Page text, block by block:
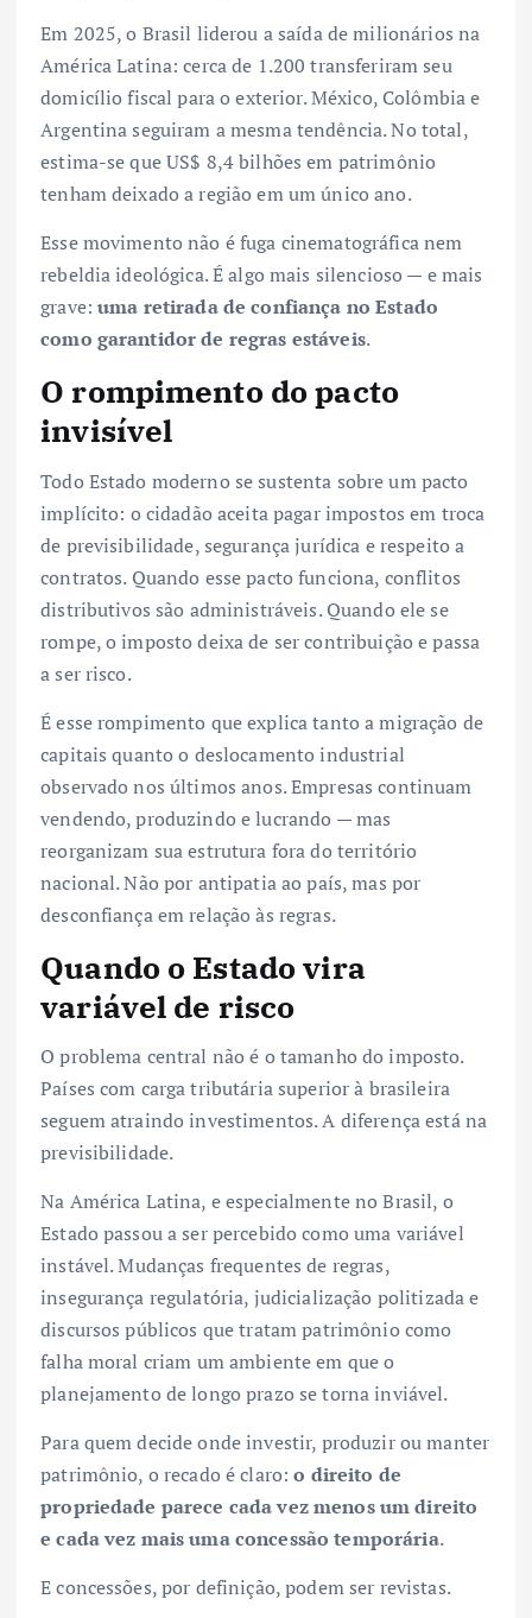
Em 2025, o Brasil liderou a saída de milionários na
América Latina: cerca de 1.200 transferiram seu
domicílio fiscal para o exterior. México, Colômbia e
Argentina seguiram a mesma tendência. No total,
estima-se que US$ 8,4 bilhões em patrimônio
tenham deixado a região em um único ano.
Esse movimento não é fuga cinematográfica nem
rebeldia ideológica. É algo mais silencioso — e mais
grave:uma retirada de confiança no Estado
como garantidor de regras estáveis.
O rompimento do pacto
invisível
Todo Estado moderno se sustenta sobre um pacto
implícito: o cidadão aceita pagar impostos em troca
de previsibilidade, segurança jurídica e respeito a
contratos. Quando esse pacto funciona, conflitos
distributivos são administráveis. Quando ele se
rompe, o imposto deixa de ser contribuição e passa
a ser risco.
É esse rompimento que explica tanto a migração de
capitais quanto o deslocamento industrial
observado nos últimos anos. Empresas continuam
vendendo, produzindo e lucrando — mas
reorganizam sua estrutura fora do território
nacional. Não por antipatia ao país, mas por
desconfiança em relação às regras.
Quando o Estado vira
variável de risco
O problema central não é o tamanho do imposto.
Países com carga tributária superior à brasileira
seguem atraindo investimentos. A diferença está na
previsibilidade.
Na América Latina, e especialmente no Brasil, o
Estado passou a ser percebido como uma variável
instável. Mudanças frequentes de regras,
insegurança regulatória, judicialização politizada e
discursos públicos que tratam patrimônio como
falha moral criam um ambiente em que o
planejamento de longo prazo se torna inviável.
Para quem decide onde investir, produzir ou manter
patrimônio, o recado é claro:o direito de
propriedade parece cada vez menos um direito
e cada vez mais uma concessão temporária.
E concessões, por definição, podem ser revistas.